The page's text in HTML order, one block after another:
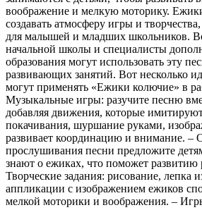
воображение и мелкую моторику.
создавать атмосферу игры и
для малышей и младших школьников.
начальной школы и специалисты
образования могут использовать эту
развивающих занятий. Вот несколько
могут применять «Ежики колючие» в
Музыкальные игры: разучите песню
добавляя движения, которые
покачивания, шуршание руками,
развивает координацию и внимание. –
прослушивания песни предложите
знают о ежиках, что поможет развитию
Творческие задания: рисование, лепка
аппликации с изображением ежиков
мелкой моторики и воображения. –